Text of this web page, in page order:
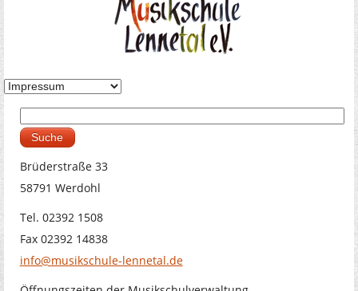
Suchformular
Brüderstraße 33
58791 Werdohl
Tel. 02392 1508
Fax 02392 14838
info@musikschule-lennetal.de